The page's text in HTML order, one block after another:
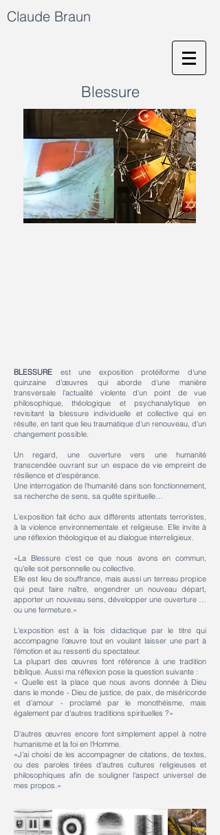
Claude Braun
Blessure
BLESSURE est une exposition protéiforme d'une
quinzaine d’œuvres qui aborde d'une manière
transversale l'actualité violente d'un point de vue
philosophique, théologique et psychanalytique en
revisitant la blessure individuelle et collective qui en
résulte, en tant que lieu traumatique d'un renouveau, d'un
changement possible.
Un regard, une ouverture vers une humanité
transcendée ouvrant sur un espace de vie empreint de
résilience et d'espérance.
Une interrogation de l'humanité dans son fonctionnement,
sa recherche de sens, sa quête spirituelle…
L'exposition fait écho aux différents attentats terroristes,
à la violence environnementale et religieuse. Elle invite à
une réflexion théologique et au dialogue interreligieux.
«La Blessure c'est ce que nous avons en commun,
qu'elle soit personnelle ou collective.
Elle est lieu de souffrance, mais aussi un terreau propice
qui peut faire naître, engendrer un nouveau départ,
apporter un nouveau sens, développer une ouverture …
ou une fermeture.»
L'exposition est à la fois didactique par le titre qui
accompagne l’œuvre tout en voulant laisser une part à
l'émotion et au ressenti du spectateur.
La plupart des œuvres font référence à une tradition
biblique. Aussi ma réflexion pose la question suivante :
« Quelle est la place que nous avons donnée à Dieu
dans le monde - Dieu de justice, de paix, de miséricorde
et d'amour - proclamé par le monothéisme, mais
également par d'autres traditions spirituelles ?»
D'autres œuvres encore font simplement appel à notre
humanisme et la foi en l'Homme.
«J'ai choisi de les accompagner de citations, de textes,
ou des paroles tirées d'autres cultures religieuses et
philosophiques afin de souligner l'aspect universel de
mes propos.»